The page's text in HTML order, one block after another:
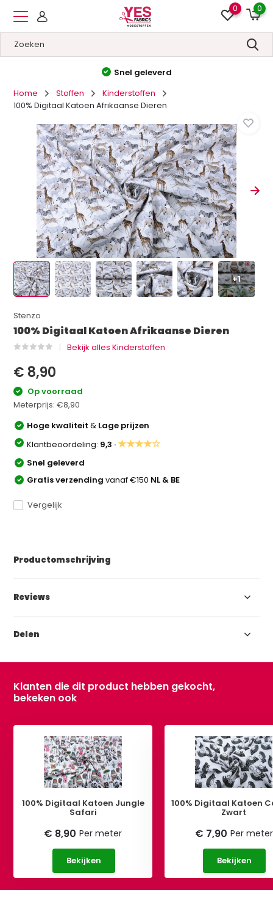
0 0
Hoge kwaliteit
Home
Stoffen
Kinderstoffen
100% Digitaal Katoen Afrikaanse Dieren
+1
Stenzo
100% Digitaal Katoen Afrikaanse Dieren
Bekijk alles Kinderstoffen
€ 8,90
Op voorraad
Meterprijs:€8,90
Hoge kwaliteit& Lage prijzen
Klantbeoordeling: 9,3 ·★★★★☆
Snel geleverd
Gratis verzendingvanaf €150 NL & BE
Vergelijk
Productomschrijving
Reviews
Delen
Klanten die dit product hebben gekocht,
bekeken ook
100% Digitaal Katoen Jungle
Safari
€ 8,90 Per meter
Bekijken
100% Digitaal Katoen
Zwart
€ 7,90 Per meter
Bekijken